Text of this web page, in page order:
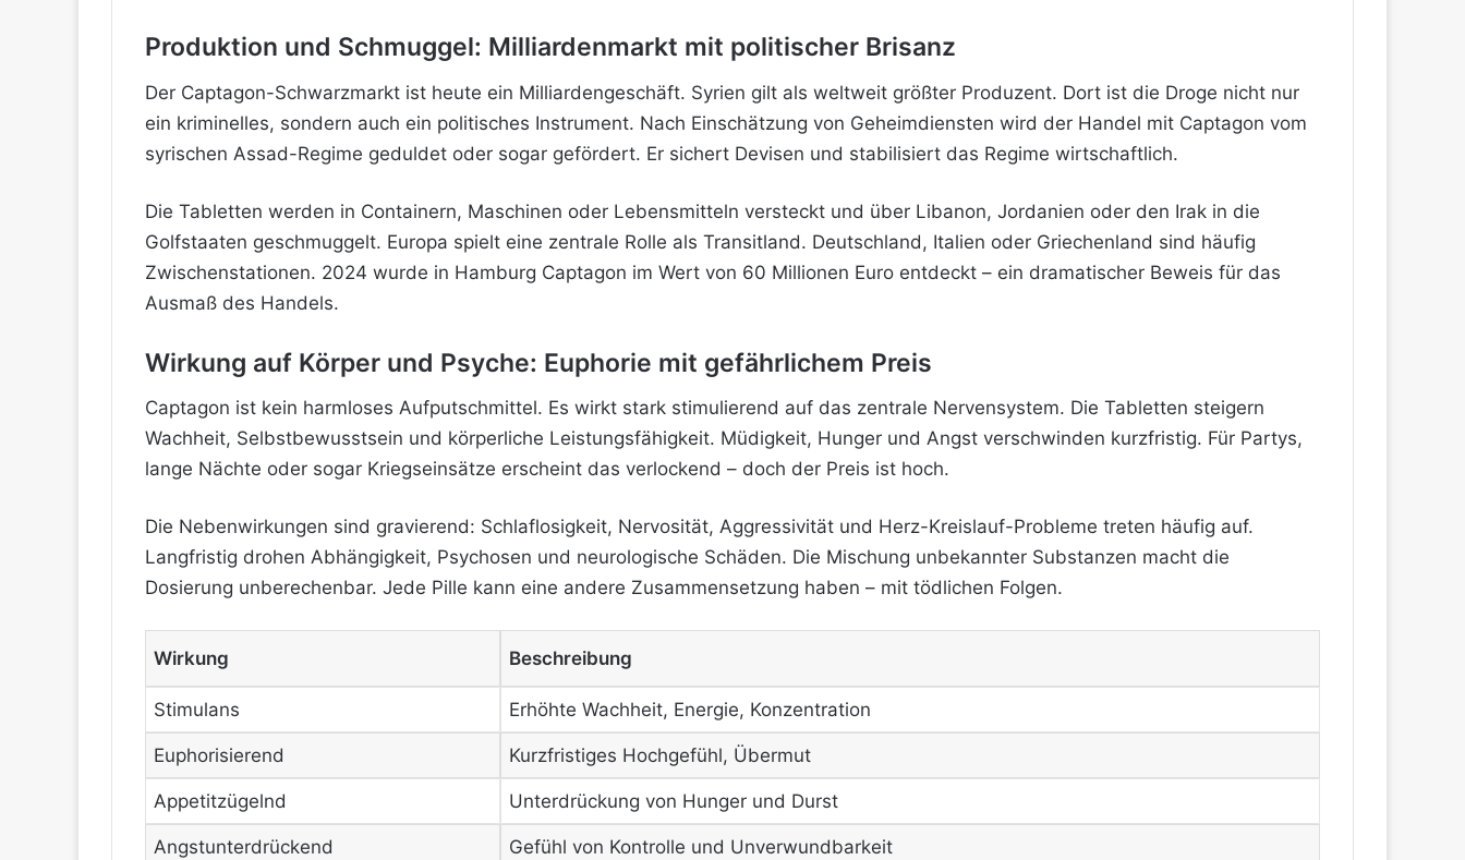
Produktion und Schmuggel: Milliardenmarkt mit politischer Brisanz
Der Captagon-Schwarzmarkt ist heute ein Milliardengeschäft. Syrien gilt als weltweit größter Produzent. Dort ist die Droge nicht nur
ein kriminelles, sondern auch ein politisches Instrument. Nach Einschätzung von Geheimdiensten wird der Handel mit Captagon vom
syrischen Assad-Regime geduldet oder sogar gefördert. Er sichert Devisen und stabilisiert das Regime wirtschaftlich.
Die Tabletten werden in Containern, Maschinen oder Lebensmitteln versteckt und über Libanon, Jordanien oder den Irak in die
Golfstaaten geschmuggelt. Europa spielt eine zentrale Rolle als Transitland. Deutschland, Italien oder Griechenland sind häufig
Zwischenstationen. 2024 wurde in Hamburg Captagon im Wert von 60 Millionen Euro entdeckt – ein dramatischer Beweis für das
Ausmaß des Handels.
Wirkung auf Körper und Psyche: Euphorie mit gefährlichem Preis
Captagon ist kein harmloses Aufputschmittel. Es wirkt stark stimulierend auf das zentrale Nervensystem. Die Tabletten steigern
Wachheit, Selbstbewusstsein und körperliche Leistungsfähigkeit. Müdigkeit, Hunger und Angst verschwinden kurzfristig. Für Partys,
lange Nächte oder sogar Kriegseinsätze erscheint das verlockend – doch der Preis ist hoch.
Die Nebenwirkungen sind gravierend: Schlaflosigkeit, Nervosität, Aggressivität und Herz-Kreislauf-Probleme treten häufig auf.
Langfristig drohen Abhängigkeit, Psychosen und neurologische Schäden. Die Mischung unbekannter Substanzen macht die
Dosierung unberechenbar. Jede Pille kann eine andere Zusammensetzung haben – mit tödlichen Folgen.
Wirkung Beschreibung
Stimulans Erhöhte Wachheit, Energie, Konzentration
Euphorisierend Kurzfristiges Hochgefühl, Übermut
Appetitzügelnd Unterdrückung von Hunger und Durst
Angstunterdrückend Gefühl von Kontrolle und Unverwundbarkeit